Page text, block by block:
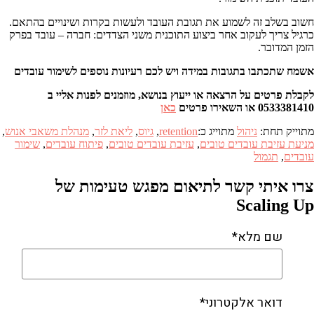
חשוב בשלב זה לשמוע את תגובת העובד ולעשות בקרות ושינויים בהתאם.
כרגיל צריך לעקוב אחר ביצוע התוכנית משני הצדדים: חברה – עובד בפרק
הזמן המדובר.
אשמח שתכתבו בתגובות במידה ויש לכם רעיונות נוספים לשימור עובדים
לקבלת פרטים על הרצאה או ייעוץ בנושא, מוזמנים לפנות אליי ב
0533381410 או השאירו פרטים
כאן
מתוייק תחת: ניהול מתוייג כ:retention
, גיוס, ליאת לזר, מנהלת משאבי אנוש,
מניעת עזיבת עובדים טובים, עזיבת עובדים טובים, פיתוח עובדים, שימור
עובדים, תגמול
צרו איתי קשר לתיאום מפגש טעימות של
Scaling Up
שם מלא*
דואר אלקטרוני*